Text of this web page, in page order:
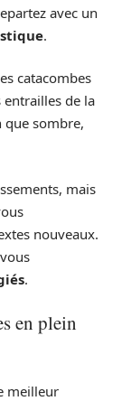
avec un
.
catacombes
entrailles de la
que sombre,
mais
nouveaux.
.
en plein
meilleur